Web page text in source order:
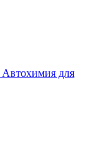
Автохимия для